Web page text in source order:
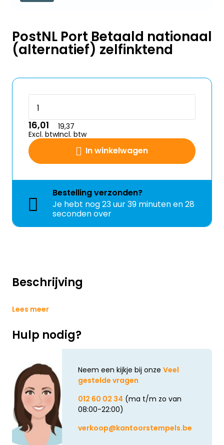
Beschrijving
Lees meer
Hulp nodig?
Neem een kijkje bij onze Veel
gestelde vragen
012 60 02 34 (ma t/m zo van
08:00-22:00)
verkoop@kantoorstempels.be
PostNL Port Betaald nationaal
(alternatief) zelfinktend
In winkelwagen
16,01
Excl. btw
19,37
Incl. btw
Bestellingverzonden?
Je hebt nog23 uur 39 minuten en 28
seconden over